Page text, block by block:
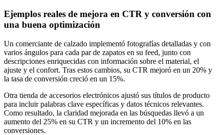
Ejemplos reales de mejora en CTR y conversión con
una buena optimización
Un comerciante de calzado implementó fotografías detalladas y con
varios ángulos para cada par de zapatos en su feed, junto con
descripciones enriquecidas con información sobre el material, el
ajuste y el confort. Tras estos cambios, su CTR mejoró en un 20% y
la tasa de conversión creció en un 15%.
Otra tienda de accesorios electrónicos ajustó sus títulos de producto
para incluir palabras clave específicas y datos técnicos relevantes.
Como resultado, la claridad mejorada en las búsquedas llevó a un
aumento del 25% en su CTR y un incremento del 10% en las
conversiones.